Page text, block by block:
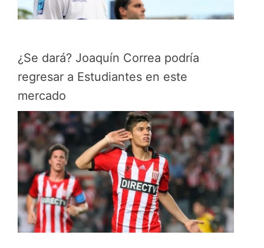
¿Se dará? Joaquín Correa podría
regresar a Estudiantes en este
mercado